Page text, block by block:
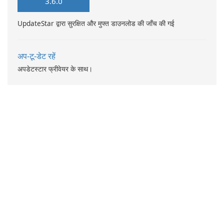
UpdateStar द्वारा सुरक्षित और मुफ्त डाउनलोड की जाँच की गई
अप-टू-डेट रहें
अपडेटस्टार फ्रीवेयर के साथ।